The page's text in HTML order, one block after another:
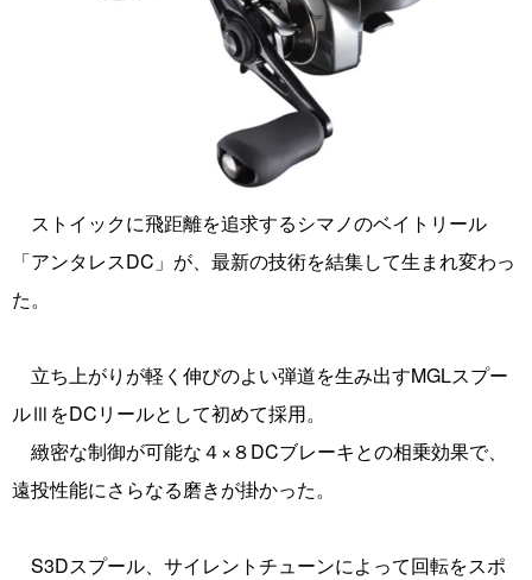
ストイックに飛距離を追求するシマノのベイトリール
「アンタレスDC」が、最新の技術を結集して生まれ変わっ
た。
立ち上がりが軽く伸びのよい弾道を生み出すMGLスプー
ルⅢをDCリールとして初めて採用。
緻密な制御が可能な４×８DCブレーキとの相乗効果で、
遠投性能にさらなる磨きが掛かった。
S3Dスプール、サイレントチューンによって回転をスポ